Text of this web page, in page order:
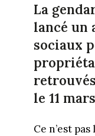
La
lancé un
sociaux
le 11
Ce n’est